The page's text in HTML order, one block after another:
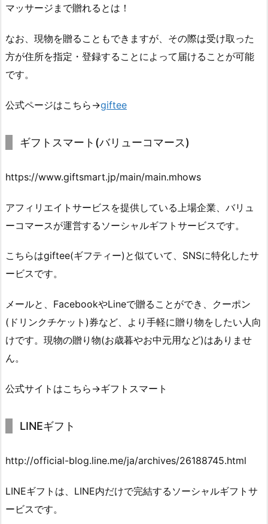
マッサージまで贈れるとは！
なお、現物を贈ることもできますが、その際は受け取った
方が住所を指定・登録することによって届けることが可能
です。
公式ページはこちら→giftee
ギフトスマート(バリューコマース)
https://www.giftsmart.jp/main/main.mhows
アフィリエイトサービスを提供している上場企業、バリュ
ーコマースが運営するソーシャルギフトサービスです。
こちらはgiftee(ギフティー)と似ていて、SNSに特化したサ
ービスです。
メールと、FacebookやLineで贈ることができ、クーポン
(ドリンクチケット)券など、より手軽に贈り物をしたい人向
けです。現物の贈り物(お歳暮やお中元用など)はありませ
ん。
公式サイトはこちら→ギフトスマート
LINEギフト
http://official-blog.line.me/ja/archives/26188745.html
LINEギフトは、LINE内だけで完結するソーシャルギフトサ
ービスです。